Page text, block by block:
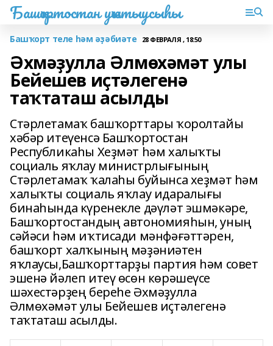
Башҡортостан уҡытыусыһы
Башҡорт теле һәм әҙәбиәте 28 ФЕВРАЛЯ , 18:50
Әхмәҙулла Әлмөхәмәт улы
Бейешев иҫтәлегенә
таҡтаташ асылды
Стәрлетамаҡ башҡорттары ҡоролтайы
хәбәр итеүенсә Башҡортостан
Республикаһы Хеҙмәт һәм халыҡты
социаль яҡлау министрлығының
Стәрлетамаҡ ҡалаһы буйынса хеҙмәт һәм
халыҡты социаль яҡлау идаралығы
бинаһында күренекле дәүләт эшмәкәре,
Башҡортостандың автономияһын, уның
сәйәси һәм иҡтисади мәнфәғәттәрен,
башҡорт халҡының мәҙәниәтен
яҡлаусы,Башҡорттарҙы партия һәм совет
эшенә йәлеп итеү өсөн көрәшеүсе
шәхестәрҙең береһе Әхмәҙулла
Әлмөхәмәт улы Бейешев иҫтәлегенә
таҡтаташ асылды.